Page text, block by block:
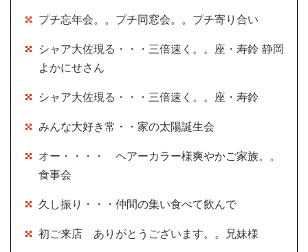
プチ忘年会。。プチ同窓会。。プチ寄り合い
シャア大佐現る・・・三倍速く。。座・寿鈴 静岡
よかにせさん
シャア大佐現る・・・三倍速く。。座・寿鈴
みんな大好き常・・家の太陽誕生会
オー・・・・ ヘアーカラー様爽やかご家族。。
食事会
久し振り・・・仲間の集い食べて飲んで
初ご来店 ありがとうございます。。兄妹様